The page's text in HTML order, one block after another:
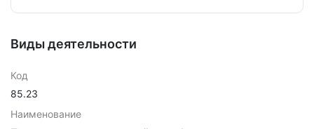
Виды деятельности
Код
85.23
Наименование